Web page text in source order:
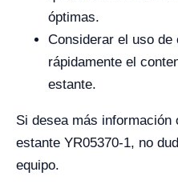
óptimas.
Considerar el uso
rápidamente el
estante.
Si desea más información
estante YR05370-1, no
equipo.